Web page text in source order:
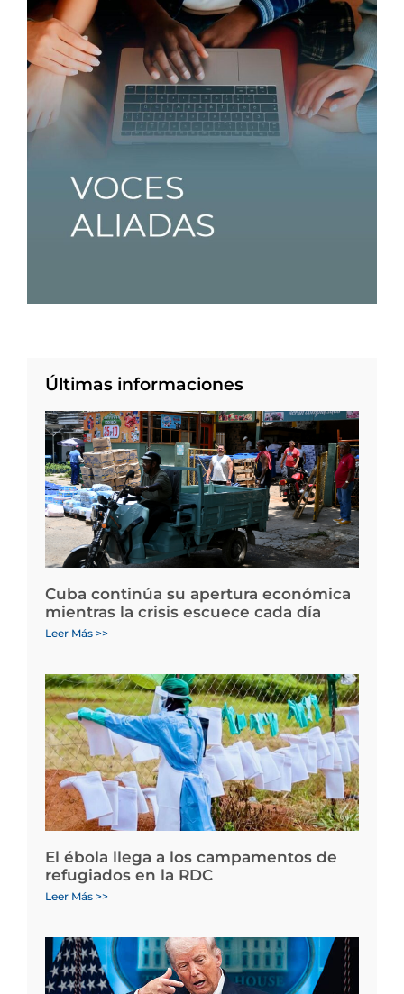
Últimas informaciones
Cuba continúa su apertura económica
mientras la crisis escuece cada día
Leer Más >>
El ébola llega a los campamentos de
refugiados en la RDC
Leer Más >>